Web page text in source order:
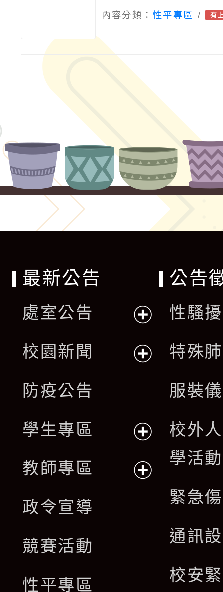
內容分類： 性平專區 / 有
最新公告
處室公告
開
單
校園新聞
選
單
防疫公告
學生專區
開
教師專區
政令宣導
競賽活動
性平專區
公告
性騷
特殊
服裝
校外
學活
緊急
通訊
校安